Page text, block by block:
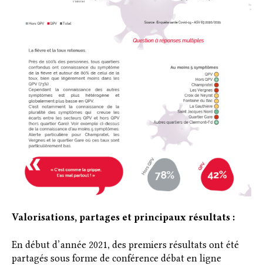
Valorisations, partages et principaux résultats :
En début d’année 2021, des premiers résultats ont été
partagés sous forme de conférence débat en ligne